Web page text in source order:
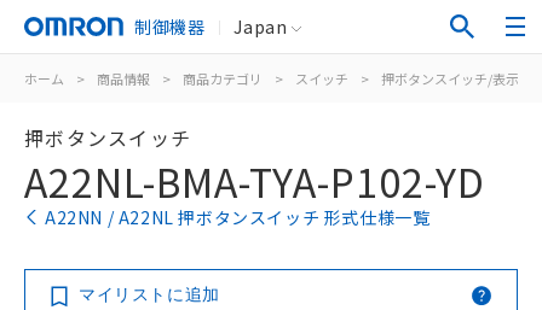
制御機器 Japan
ホーム > 商品情報 > 商品カテゴリ > スイッチ > 押ボタンスイッチ/表示灯
押ボタンスイッチ
A22NL-BMA-TYA-P102-YD
A22NN / A22NL 押ボタンスイッチ 形式仕様一覧
マイリストに追加